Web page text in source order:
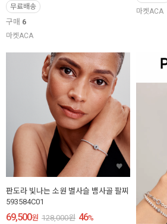
무료배송
구매 6
마켓ACA
마켓ACA
판도라 빛나는 소원 별사슬 뱀사골 팔찌
593584C01
69,500원 128,000원 46%